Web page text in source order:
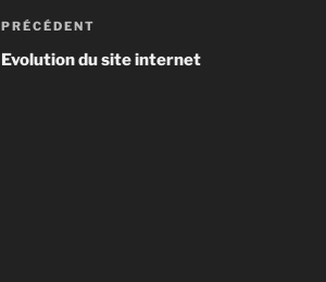
Navigation
de
Article
précédent
PRÉCÉDENT
Evolution du site internet